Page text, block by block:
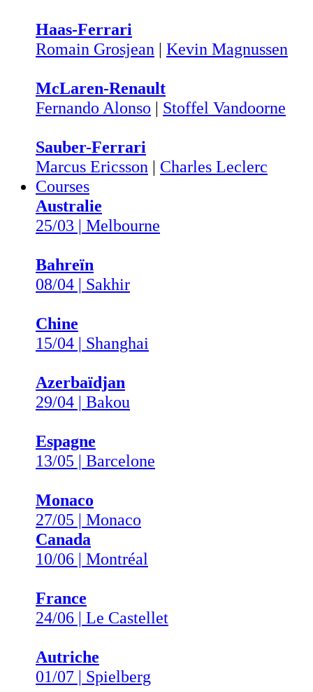
Haas-Ferrari
Romain Grosjean | Kevin Magnussen
McLaren-Renault
Fernando Alonso | Stoffel Vandoorne
Sauber-Ferrari
Marcus Ericsson | Charles Leclerc
Courses
Australie
25/03 | Melbourne
Bahreïn
08/04 | Sakhir
Chine
15/04 | Shanghai
Azerbaïdjan
29/04 | Bakou
Espagne
13/05 | Barcelone
Monaco
27/05 | Monaco
Canada
10/06 | Montréal
France
24/06 | Le Castellet
Autriche
01/07 | Spielberg